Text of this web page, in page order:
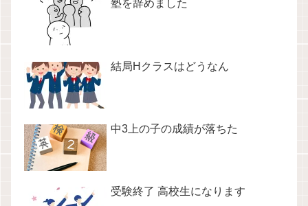
塾を辞めました
結局Hクラスはどうなん
中3上の子の成績が落ちた
受験終了 高校生になります